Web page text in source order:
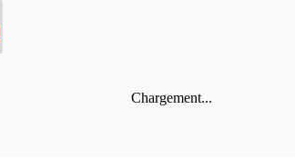
Chargement...